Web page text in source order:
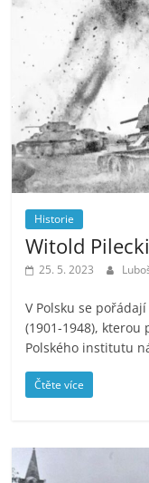
Historie
Witold
25. 5. 2023
V Polsku se
(1901-1948),
Polského institutu
Čtěte více